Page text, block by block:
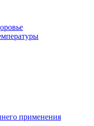
применения